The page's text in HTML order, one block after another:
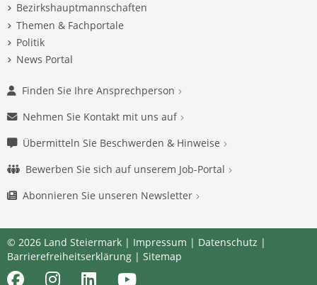
Bezirkshauptmannschaften
Themen & Fachportale
Politik
News Portal
Finden Sie Ihre Ansprechperson
Nehmen Sie Kontakt mit uns auf
Übermitteln Sie Beschwerden & Hinweise
Bewerben Sie sich auf unserem Job-Portal
Abonnieren Sie unseren Newsletter
© 2026 Land Steiermark | Impressum | Datenschutz |
Barrierefreiheitserklärung | Sitemap
FacebookInstagramLinkedInYoutube